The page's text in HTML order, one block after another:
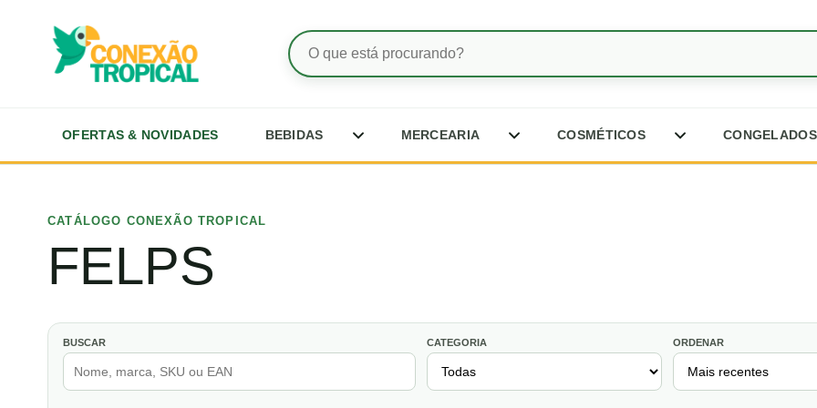
Pesquisar
produtos
OFERTAS & NOVIDADES BEBIDAS Abrir subcategorias de Bebidas
MERCEARIA Abrir subcategorias de Mercearia
COSMÉTICOS Abrir subcategorias
CONGELADOS
CATÁLOGO CONEXÃO TROPICAL
FELPS
BUSCAR CATEGORIA ORDENAR